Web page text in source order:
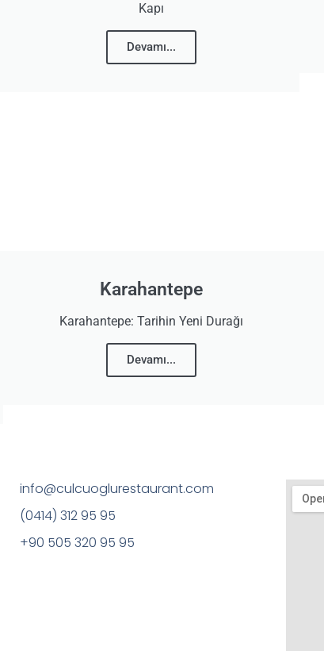
Kapı
Devamı...
Karahantepe
Karahantepe: Tarihin Yeni Durağı
Devamı...
info@culcuoglurestaurant.com
(0414) 312 95 95
+90 505 320 95 95